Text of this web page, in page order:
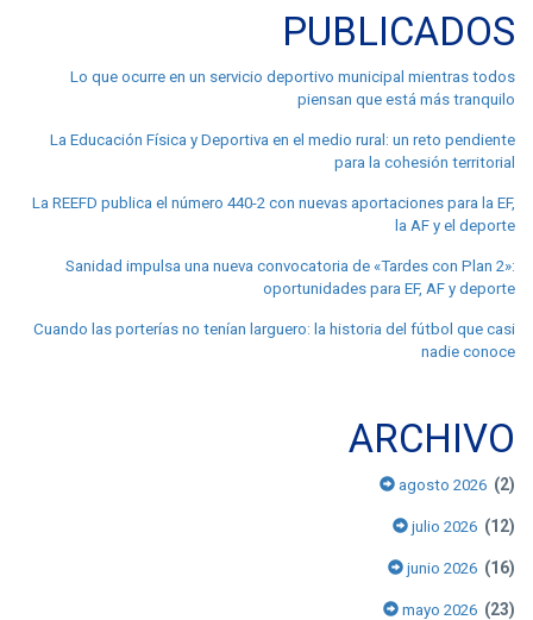
PUBLICADOS
Lo que ocurre en un servicio deportivo municipal mientras todos
piensan que está más tranquilo
La Educación Física y Deportiva en el medio rural: un reto pendiente
para la cohesión territorial
La REEFD publica el número 440-2 con nuevas aportaciones para la EF,
la AF y el deporte
Sanidad impulsa una nueva convocatoria de «Tardes con Plan 2»:
oportunidades para EF, AF y deporte
Cuando las porterías no tenían larguero: la historia del fútbol que casi
nadie conoce
ARCHIVO
agosto 2026 (2)
julio 2026 (12)
junio 2026 (16)
mayo 2026 (23)